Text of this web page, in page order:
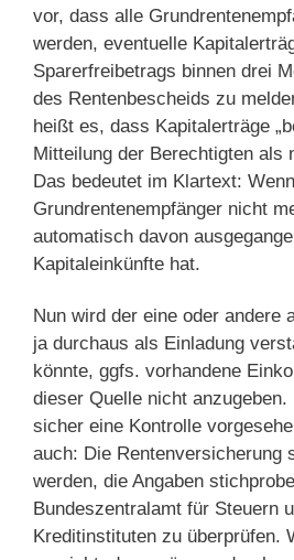
vor, dass alle
werden, eventuelle
Sparerfreibetrags binnen drei
des Rentenbescheids zu
heißt es, dass Kapitalerträge
Mitteilung der Berechtigten als
Das bedeutet im Klartext:
Grundrentenempfänger nicht
automatisch davon
Kapitaleinkünfte hat.
Nun wird der eine oder andere
ja durchaus als Einladung
könnte, ggfs. vorhandene
dieser Quelle nicht
sicher eine Kontrolle
auch: Die Rentenversicherung
werden, die Angaben
Bundeszentralamt für Steuern
Kreditinstituten zu überprüfen.